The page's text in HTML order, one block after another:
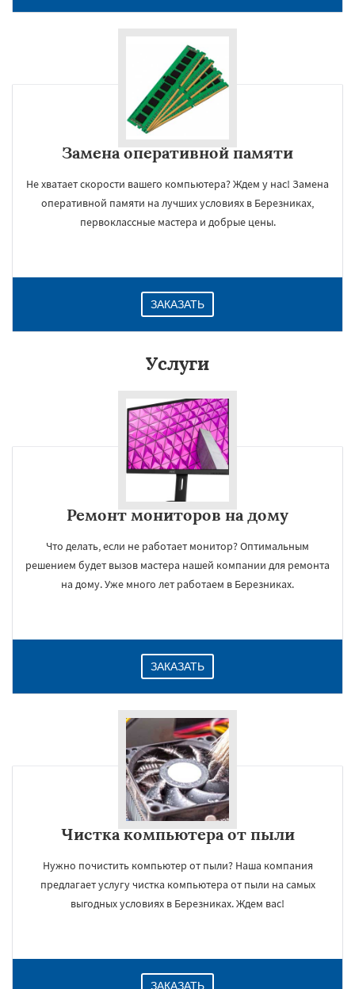
Замена оперативной памяти
Не хватает скорости вашего компьютера? Ждем у нас! Замена
оперативной памяти на лучших условиях в Березниках,
первоклассные мастера и добрые цены.
ЗАКАЗАТЬ
Услуги
Ремонт мониторов на дому
Что делать, если не работает монитор? Оптимальным
решением будет вызов мастера нашей компании для ремонта
на дому. Уже много лет работаем в Березниках.
ЗАКАЗАТЬ
Чистка компьютера от пыли
Нужно почистить компьютер от пыли? Наша компания
предлагает услугу чистка компьютера от пыли на самых
выгодных условиях в Березниках. Ждем вас!
ЗАКАЗАТЬ